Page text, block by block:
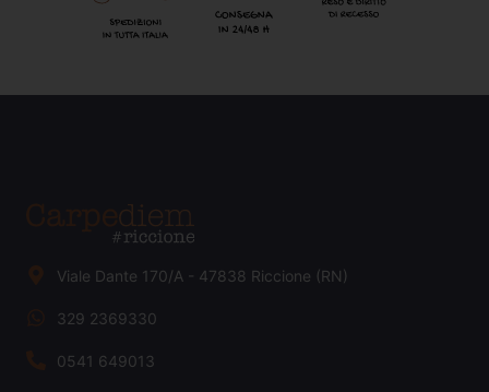
Viale Dante 170/A - 47838 Riccione (RN)
329 2369330
0541 649013